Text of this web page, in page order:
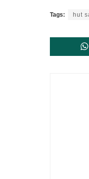
Tags: hut